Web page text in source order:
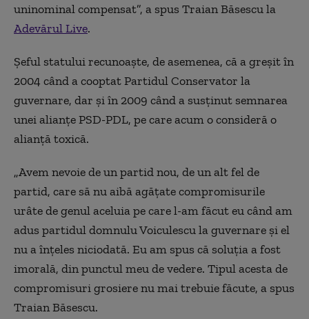
uninominal compensat”, a spus Traian Băsescu la
Adevărul Live.
Şeful statului recunoaşte, de asemenea, că a greşit în
2004 când a cooptat Partidul Conservator la
guvernare, dar şi în 2009 când a susţinut semnarea
unei alianţe PSD-PDL, pe care acum o consideră o
alianţă toxică.
„Avem nevoie de un partid nou, de un alt fel de
partid, care să nu aibă agăţate compromisurile
urâte de genul aceluia pe care l-am făcut eu când am
adus partidul domnulu Voiculescu la guvernare şi el
nu a înțeles niciodată. Eu am spus că soluția a fost
imorală, din punctul meu de vedere. Tipul acesta de
compromisuri grosiere nu mai trebuie făcute, a spus
Traian Băsescu.